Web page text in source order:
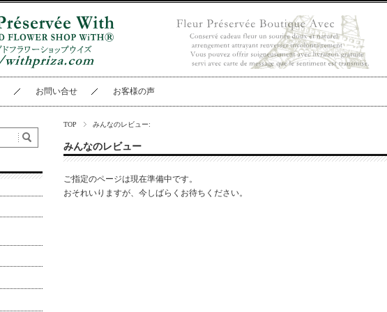
お問い合せ お客様の声
TOP みんなのレビュー:
みんなのレビュー
ご指定のページは現在準備中です。
おそれいりますが、今しばらくお待ちください。